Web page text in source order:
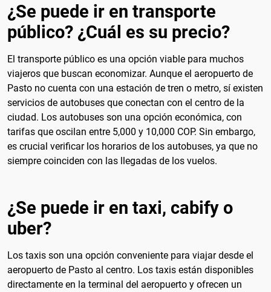
¿Se puede ir en transporte
público? ¿Cuál es su precio?
El transporte público es una opción viable para muchos
viajeros que buscan economizar. Aunque el aeropuerto de
Pasto no cuenta con una estación de tren o metro, sí existen
servicios de autobuses que conectan con el centro de la
ciudad. Los autobuses son una opción económica, con
tarifas que oscilan entre 5,000 y 10,000 COP. Sin embargo,
es crucial verificar los horarios de los autobuses, ya que no
siempre coinciden con las llegadas de los vuelos.
¿Se puede ir en taxi, cabify o
uber?
Los taxis son una opción conveniente para viajar desde el
aeropuerto de Pasto al centro. Los taxis están disponibles
directamente en la terminal del aeropuerto y ofrecen un